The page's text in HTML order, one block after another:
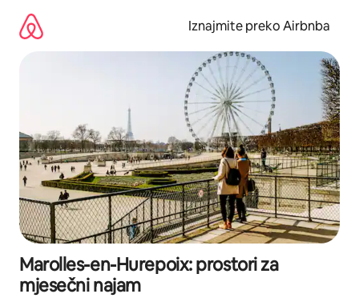
sadržaj
Iznajmite preko Airbnba
Marolles-en-Hurepoix: prostori za
mjesečni najam